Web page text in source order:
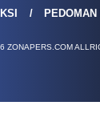
ZONAPERS.COM